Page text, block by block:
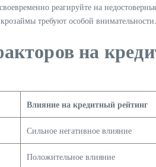
реагируйте на
требуют особой внимательности.
на
Влияние на кредитный рейтинг
Сильное негативное влияние
Положительное влияние